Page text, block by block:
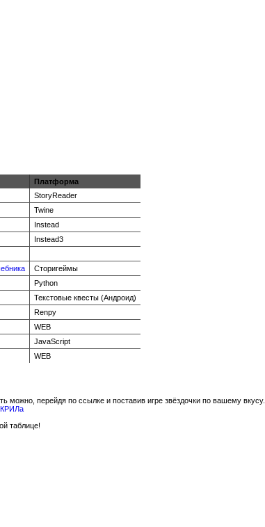
Платформа
StoryReader
Twine
Instead
Instead3
Сторигеймы
Python
Текстовые квесты (Андроид)
Renpy
WEB
JavaScript
WEB
можно, перейдя по ссылке и поставив игре звёздочки по вашему вкусу.
КРИЛа
таблице!